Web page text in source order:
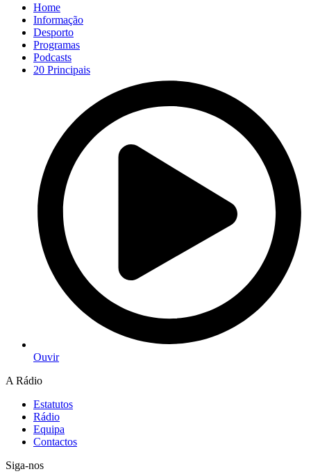
Home
Informação
Desporto
Programas
Podcasts
20 Principais
Ouvir
A Rádio
Estatutos
Rádio
Equipa
Contactos
Siga-nos